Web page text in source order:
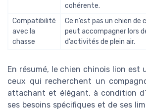
cohérente.
Compatibilité
avec la
chasse
Ce n’est pas un chien de
peut accompagner lors
d’activités de plein air.
En résumé, le chien chinois lion est
ceux qui recherchent un
attachant et élégant, à condition
ses besoins spécifiques et de ses